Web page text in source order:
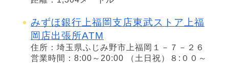
みずほ銀行上福岡支店東武ストア上福
岡店出張所ATM
住所：埼玉県ふじみ野市上福岡１－７－２６
営業時間：8:00～20:00 （土日祝）８:００～